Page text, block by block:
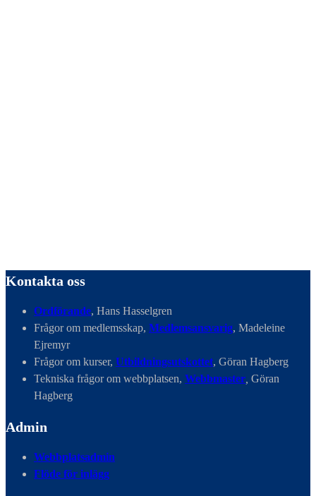
Kontakta oss
Ordförande, Hans Hasselgren
Frågor om medlemsskap, Medlemsansvarig, Madeleine
Ejremyr
Frågor om kurser, Utbildningsutskottet, Göran Hagberg
Tekniska frågor om webbplatsen, Webbmaster Göran
Hagberg
Admin
Webbplatsadmin
Flöde för inlägg